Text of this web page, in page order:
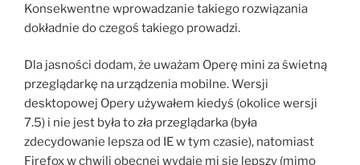
Konsekwentne wprowadzanie takiego rozwiązania
dokładnie do czegoś takiego prowadzi.
Dla jasności dodam, że uważam Operę mini za świetną
przeglądarkę na urządzenia mobilne. Wersji
desktopowej Opery używałem kiedyś (okolice wersji
7.5) i nie jest była to zła przeglądarka (była
zdecydowanie lepsza od IE w tym czasie), natomiast
Firefox w chwili obecnej wydaje mi się lepszy (mimo